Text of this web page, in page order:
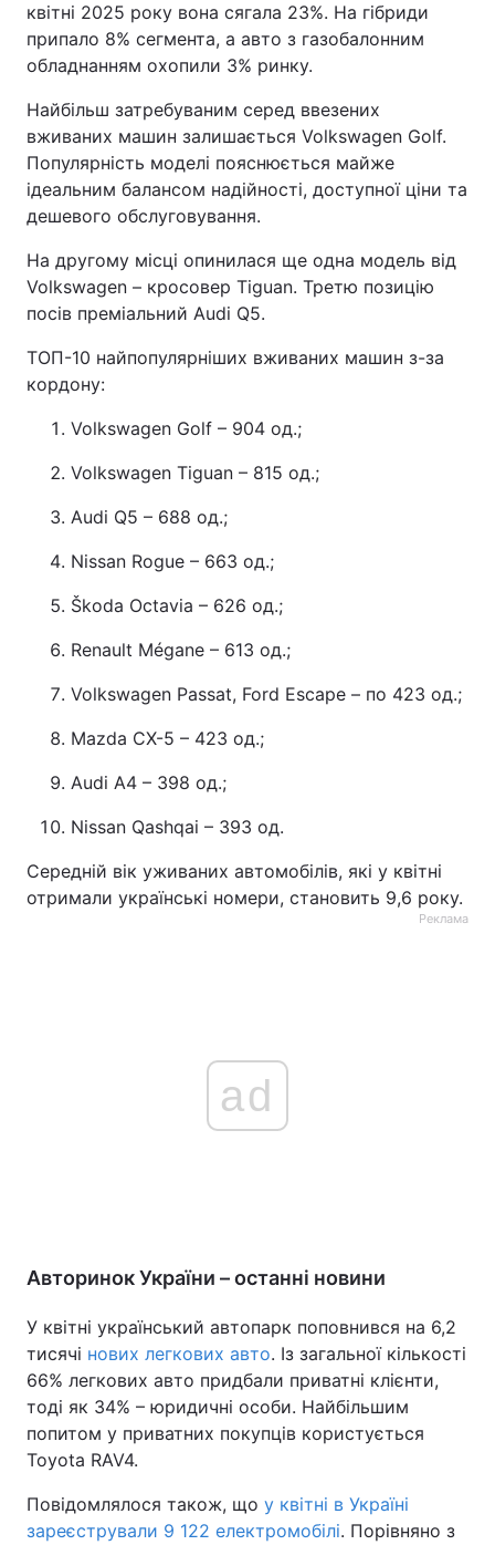
квітні 2025 року вона сягала 23%. На гібриди
припало 8% сегмента, а авто з газобалонним
обладнанням охопили 3% ринку.
Найбільш затребуваним серед ввезених
вживаних машин залишається Volkswagen Golf.
Популярність моделі пояснюється майже
ідеальним балансом надійності, доступної ціни та
дешевого обслуговування.
На другому місці опинилася ще одна модель від
Volkswagen – кросовер Tiguan. Третю позицію
посів преміальний Audi Q5.
ТОП-10 найпопулярніших вживаних машин з-за
кордону:
Volkswagen Golf – 904 од.;
Volkswagen Tiguan – 815 од.;
Audi Q5 – 688 од.;
Nissan Rogue – 663 од.;
Škoda Octavia – 626 од.;
Renault Mégane – 613 од.;
Volkswagen Passat, Ford Escape – по 423 од.;
Mazda CX-5 – 423 од.;
Audi A4 – 398 од.;
Nissan Qashqai – 393 од.
Середній вік уживаних автомобілів, які у квітні
отримали українські номери, становить 9,6 року.
Реклама
ad
Авторинок України – останні новини
У квітні український автопарк поповнився на 6,2
тисячі нових легкових авто. Із загальної кількості
66% легкових авто придбали приватні клієнти,
тоді як 34% – юридичні особи. Найбільшим
попитом у приватних покупців користується
Toyota RAV4.
Повідомлялося також, що у квітні в Україні
зареєстрували 9 122 електромобілі. Порівняно з